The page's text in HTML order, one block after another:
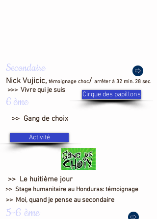
Secondaire
Nick Vujicic, témoignage choc/ arrêter à 32 min. 28 sec.
>>> Vivre qui je suis
6 ème
Cirque des papillons
>> Gang de choix
Activité
>> Le huitième jour
>> Stage humanitaire au Honduras: témoignage
>> Moi, quand je pense au secondaire
5-6 ème